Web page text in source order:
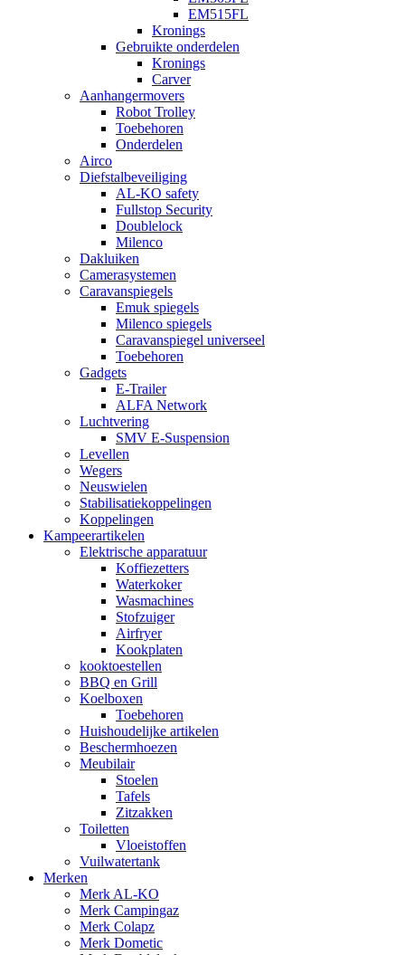
EM515FL
Kronings
Gebruikte onderdelen
Kronings
Carver
Aanhangermovers
Robot Trolley
Toebehoren
Onderdelen
Airco
Diefstalbeveiliging
AL-KO safety
Fullstop Security
Doublelock
Milenco
Dakluiken
Camerasystemen
Caravanspiegels
Emuk spiegels
Milenco spiegels
Caravanspiegel universeel
Toebehoren
Gadgets
E-Trailer
ALFA Network
Luchtvering
SMV E-Suspension
Levellen
Wegers
Neuswielen
Stabilisatiekoppelingen
Koppelingen
Kampeerartikelen
Elektrische apparatuur
Koffiezetters
Waterkoker
Wasmachines
Stofzuiger
Airfryer
Kookplaten
kooktoestellen
BBQ en Grill
Koelboxen
Toebehoren
Huishoudelijke artikelen
Beschermhoezen
Meubilair
Stoelen
Tafels
Zitzakken
Toiletten
Vloeistoffen
Vuilwatertank
Merken
Merk AL-KO
Merk Campingaz
Merk Colapz
Merk Dometic